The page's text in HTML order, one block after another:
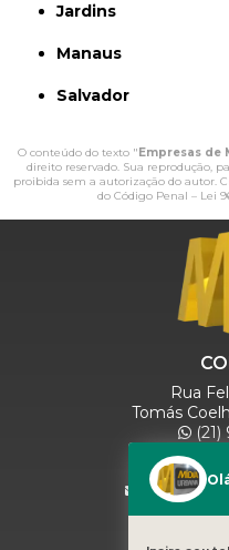
Jardins
Manaus
Salvador
O conteúdo do texto " Empresas de
direito reservado. Sua reprodução,
proibida sem a autorização do autor.
do Código Penal – Lei
Rua
Tomás
(21)
(21)
(11)